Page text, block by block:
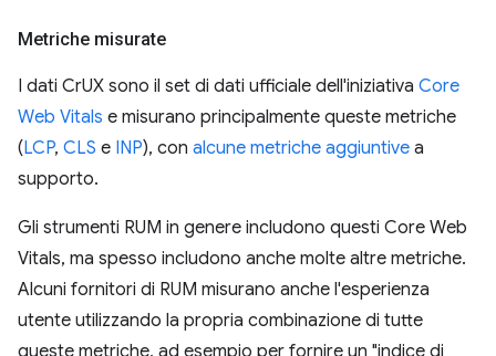
Metriche misurate
I dati CrUX sono il set di dati ufficiale dell'iniziativa Core
Web Vitals e misurano principalmente queste metriche
(LCP, CLS e INP), con alcune metriche aggiuntive a
supporto.
Gli strumenti RUM in genere includono questi Core Web
Vitals, ma spesso includono anche molte altre metriche.
Alcuni fornitori di RUM misurano anche l'esperienza
utente utilizzando la propria combinazione di tutte
queste metriche, ad esempio per fornire un "indice di